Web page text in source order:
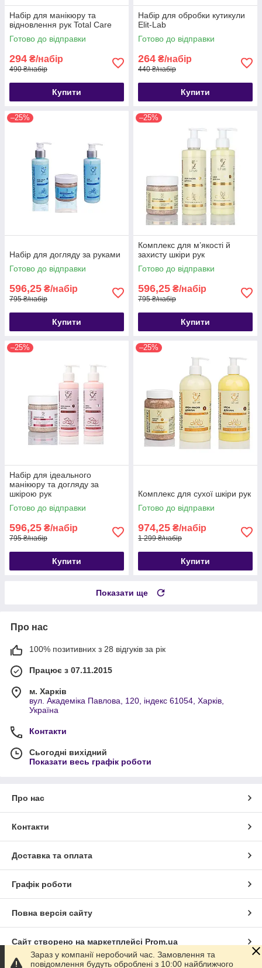
Набір для манікюру та
відновлення рук Total Care
Готово до відправки
294 ₴/набір
490 ₴/набір
Купити
Набір для обробки кутикули
Elit-Lab
Готово до відправки
264 ₴/набір
440 ₴/набір
Купити
–25%
Набір для догляду за руками
Готово до відправки
596,25 ₴/набір
795 ₴/набір
Купити
–25%
Комплекс для м’якості й
захисту шкіри рук
Готово до відправки
596,25 ₴/набір
795 ₴/набір
Купити
–25%
Набір для ідеального
манікюру та догляду за
шкірою рук
Готово до відправки
596,25 ₴/набір
795 ₴/набір
Купити
–25%
Комплекс для сухої шкіри рук
Готово до відправки
974,25 ₴/набір
1 299 ₴/набір
Купити
Показати ще
Про нас
100% позитивних з 28 відгуків за рік
Працює з 07.11.2015
м. Харків
вул. Академіка Павлова, 120, індекс 61054, Харків,
Україна
Контакти
Сьогодні вихідний
Показати весь графік роботи
Про нас
Контакти
Доставка та оплата
Графік роботи
Повна версія сайту
Сайт створено на маркетплейсі Prom.ua
Зараз у компанії неробочий час. Замовлення та
повідомлення будуть оброблені з 10:00 найближчого